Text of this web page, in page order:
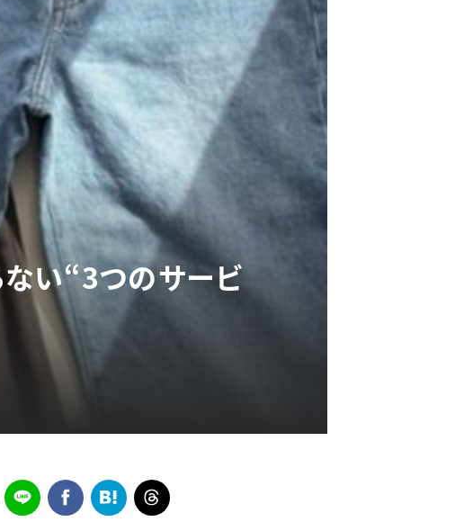
ない“3つのサービ